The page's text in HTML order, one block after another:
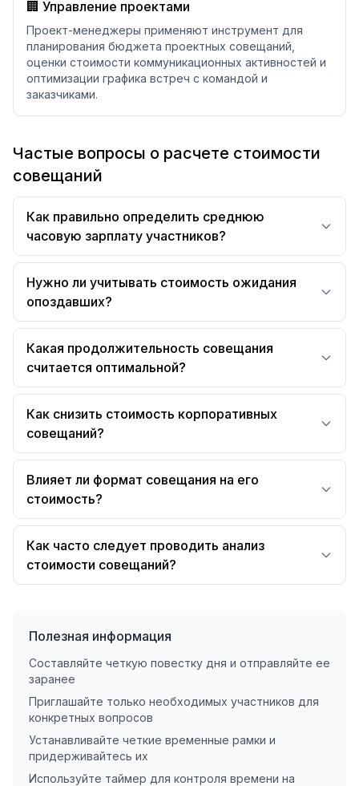
🏢 Управление проектами
Проект-менеджеры применяют инструмент для
планирования бюджета проектных совещаний,
оценки стоимости коммуникационных активностей и
оптимизации графика встреч с командой и
заказчиками.
Частые вопросы о расчете стоимости
совещаний
Как правильно определить среднюю
часовую зарплату участников?
Нужно ли учитывать стоимость ожидания
опоздавших?
Какая продолжительность совещания
считается оптимальной?
Как снизить стоимость корпоративных
совещаний?
Влияет ли формат совещания на его
стоимость?
Как часто следует проводить анализ
стоимости совещаний?
Полезная информация
Составляйте четкую повестку дня и отправляйте ее
заранее
Приглашайте только необходимых участников для
конкретных вопросов
Устанавливайте четкие временные рамки и
придерживайтесь их
Используйте таймер для контроля времени на